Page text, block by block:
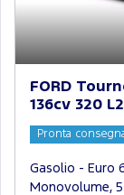
FORD
136cv 320
Pronta
Gasolio - Euro
Monovolume,